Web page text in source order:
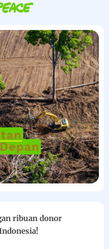
ribuan donor